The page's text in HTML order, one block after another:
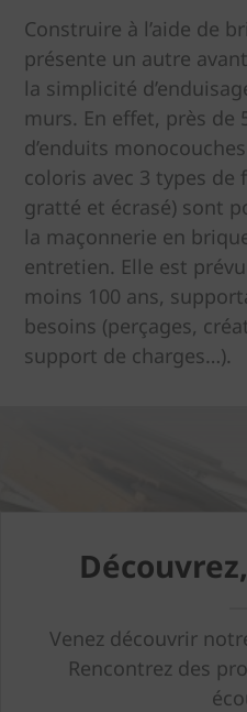
Construire à l’aide de
présente un autre
la simplicité
murs. En effet, près de
d’enduits
coloris avec 3 types
gratté et écrasé) sont
la maçonnerie en
entretien. Elle est
moins 100 ans,
besoins (perçages,
support de charges…).
Venez découvrir
Rencontrez des